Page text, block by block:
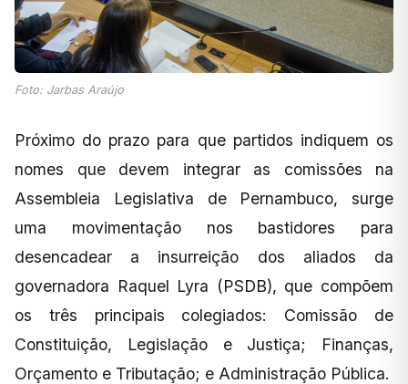
Foto: Jarbas Araújo
Próximo do prazo para que partidos indiquem os
nomes que devem integrar as comissões na
Assembleia Legislativa de Pernambuco, surge
uma movimentação nos bastidores para
desencadear a insurreição dos aliados da
governadora Raquel Lyra (PSDB), que compõem
os três principais colegiados: Comissão de
Constituição, Legislação e Justiça; Finanças,
Orçamento e Tributação; e Administração Pública.